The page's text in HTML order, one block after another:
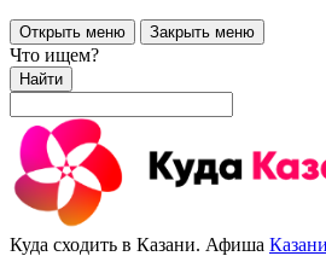
Открыть меню Закрыть меню
Что ищем?
Найти
Куда сходить в Казани. Афиша Казани